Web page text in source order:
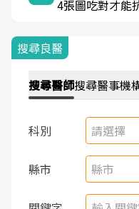
4張圖吃對才能
搜尋良醫
搜尋醫師搜尋醫事機
科別 請選擇
縣市 縣市